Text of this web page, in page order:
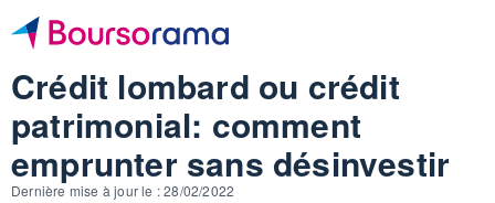
Crédit lombard ou crédit
patrimonial: comment
emprunter sans désinvestir
Dernière mise à jour le : 28/02/2022